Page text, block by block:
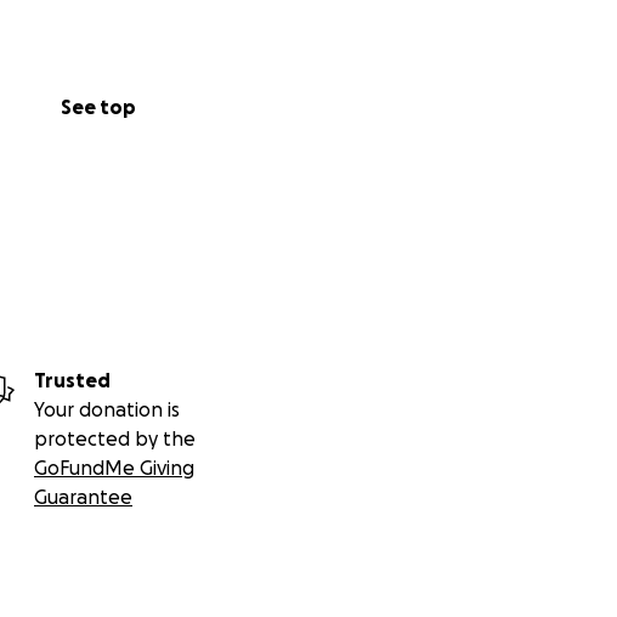
See top
Trusted
Your donation is
protected by the
GoFundMe Giving
Guarantee